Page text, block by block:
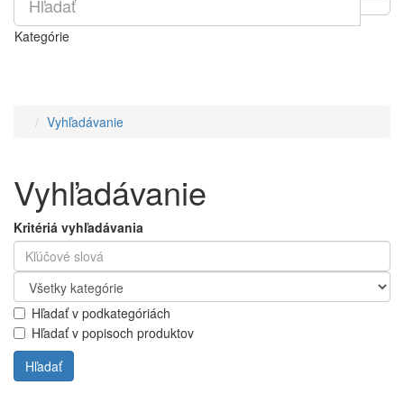
Kategórie
Vyhľadávanie
Vyhľadávanie
Kritériá vyhľadávania
Hľadať v podkategóriách
Hľadať v popisoch produktov